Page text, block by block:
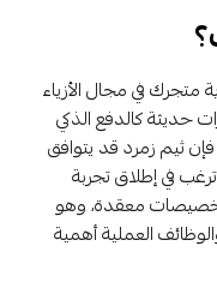
في مجال الأزياء
حديثة كالدفع الذكي
ثيم زمرد قد يتوافق
في إطلاق تجربة
معقدة، وهو
العملية أهمية